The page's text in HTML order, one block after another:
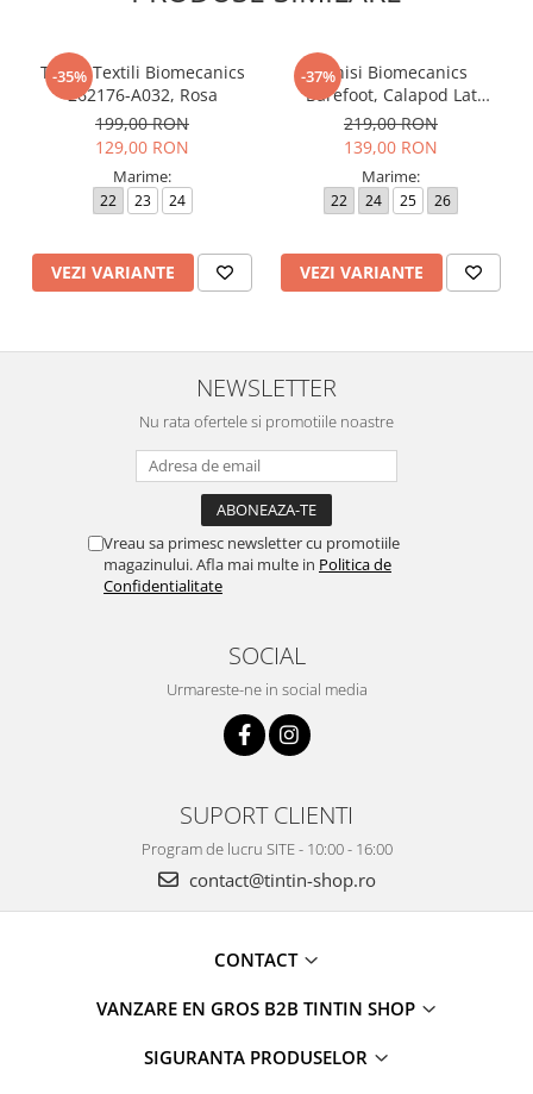
-35%
Tenisi Textili Biomecanics
262176-A032, Rosa
199,00 RON
129,00 RON
Marime:
22 23 24
VEZI VARIANTE
-37%
Tenisi Biomecanics
Barefoot, Calapod Lat
262190-E032 Rosa
219,00 RON
139,00 RON
Marime:
22 24 25 26
VEZI VARIANTE
NEWSLETTER
Nu rata ofertele si promotiile noastre
Vreau sa primesc newsletter cu promotiile
magazinului. Afla mai multe in Politica de
Confidentialitate
SOCIAL
Urmareste-ne in social media
SUPORT CLIENTI
Program de lucru SITE - 10:00 - 16:00
contact@tintin-shop.ro
CONTACT
VANZARE EN GROS B2B TINTIN SHOP
SIGURANTA PRODUSELOR